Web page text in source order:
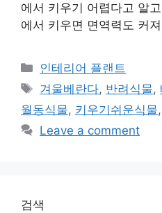
에서 키우기 어렵다고 알
에서 키우면 면역력도 커
Categories
인테리어 플랜트
Tags
겨울베란다, 반려식물,
월동식물, 키우기쉬운식물,
Leave a comment
검색